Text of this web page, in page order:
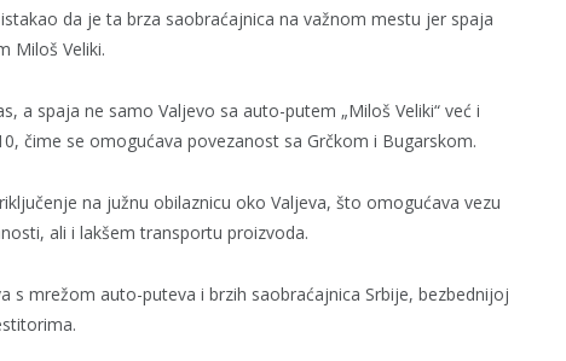
da je ta brza saobraćajnica na važnom mestu jer spaja
Miloš Veliki.
a spaja ne samo Valjevo sa auto-putem „Miloš Veliki“ već i
čime se omogućava povezanost sa Grčkom i Bugarskom.
na južnu obilaznicu oko Valjeva, što omogućava vezu
ali i lakšem transportu proizvoda.
s mrežom auto-puteva i brzih saobraćajnica Srbije, bezbednijoj